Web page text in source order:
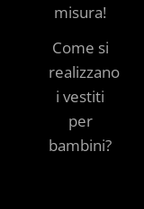
misura!
Come si
realizzano
i vestiti
per
bambini?